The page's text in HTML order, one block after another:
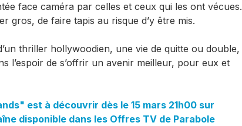
face caméra par celles et ceux qui les ont vécues.
gros, de faire tapis au risque d’y être mis.
thriller hollywoodien, une vie de quitte ou double,
l’espoir de s’offrir un avenir meilleur, pour eux et
est à découvrir dès le 15 mars 21h00 sur
disponible dans les Offres TV de Parabole